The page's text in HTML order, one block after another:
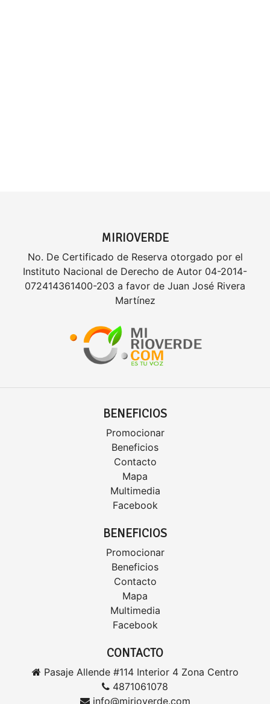
MIRIOVERDE
No. De Certificado de Reserva otorgado por el
Instituto Nacional de Derecho de Autor 04-2014-
072414361400-203 a favor de Juan José Rivera
Martínez
BENEFICIOS
Promocionar
Beneficios
Contacto
Mapa
Multimedia
Facebook
BENEFICIOS
Promocionar
Beneficios
Contacto
Mapa
Multimedia
Facebook
CONTACTO
Pasaje Allende #114 Interior 4 Zona Centro
4871061078
info@mirioverde.com